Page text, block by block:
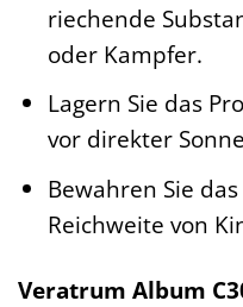
riechende
oder Kampfer.
Lagern Sie das
vor direkter
Bewahren Sie
Reichweite von
Veratrum Album